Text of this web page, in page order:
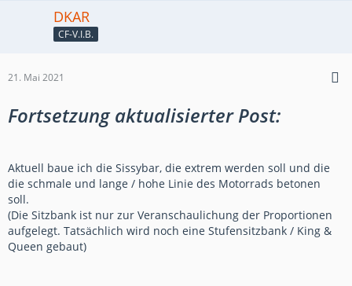
DKAR
CF-V.I.B.
21. Mai 2021
Fortsetzung aktualisierter Post:
Aktuell baue ich die Sissybar, die extrem werden soll und die
die schmale und lange / hohe Linie des Motorrads betonen
soll.
(Die Sitzbank ist nur zur Veranschaulichung der Proportionen
aufgelegt. Tatsächlich wird noch eine Stufensitzbank / King &
Queen gebaut)